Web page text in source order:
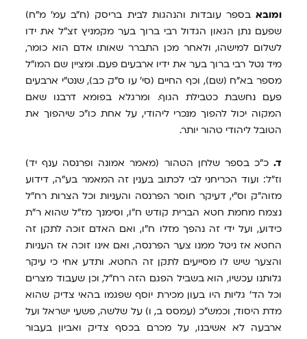
ומובא בספר עובדות והנהגות לבית בריסק (ח"ב עמ' מ"ח)
שפעם נתן הגאון הגדול רבי ברוך בער מקמניץ זצ"ל את ידו
לשלום למישהו, ולאחר מכן התברר שאותו אדם הוא כומר,
מיד נטל רבי ברוך בער את ידיו ארבעים פעם. ומציין שם המו"ל
מספר בא"ח (שם), וכף החיים (סי' עו ס"ק כב), שנט"י ארבעים
פעם נחשבת כטבילת הגוף. ומרגלא בפומא דרבנו שאם
המקוה יכול להפוך מנכרי ליהודי, על אחת כו"כ שיהפוך את
הטובל ליהודי טהור יותר.
ד. כ"כ בספר שלחן הטהור (מאמר אמונה ופרנסה ענף יד)
וז"ל: ועוד הכריחני לבי לכתוב בענין זה המאמר בע"ה, דידוע
מזוה"ק וס"י, דעיקר חוסר הפרנסה והעניות וכל הצרות רח"ל
נצמח מחמת חטא הברית קודש ח"ו, וסימנך מז"ל שהוא ר"ת
כידוע, ועל ידי זה נהפך מזלו ח"ו, ואם האדם זוכה לתקן זה
החטא אז ניטל ממנו צער הפרנסה, ואם אינו זוכה אז העניות
והצער שיש לו מסייעים לתקן זה החטא. ותדע אחי כי עיקר
גלותנו עכשיו, הוא בשביל הפגם הזה רח"ל, וכן שעבוד מצרים
וכל הד' גליות היו בעון מכירת יוסף שפגמו בהאי צדיק שהוא
מדת היסוד, וכמש"כ (עמסס ב, ו) על שלשה, פשעי ישראל ועל
ארבעה לא אשיבנו, על מכרם בכסף צדיק ואביון בעבור